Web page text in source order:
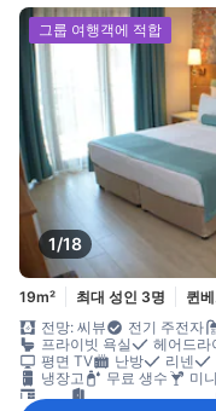
1/18
그룹 여행객에 적합
19m² 최대 성인 3명
퀸
전망: 씨뷰
전기 주전자
프라이빗 욕실
헤어드라
평면 TV
난방 리넨
냉장고
무료 생수 미
책상
커넥팅룸 이용 가능